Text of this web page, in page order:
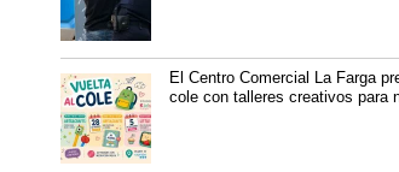
El Centro Comercial La Farga
cole con talleres creativos para